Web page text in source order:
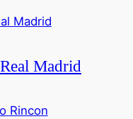
Madrid
Rincon